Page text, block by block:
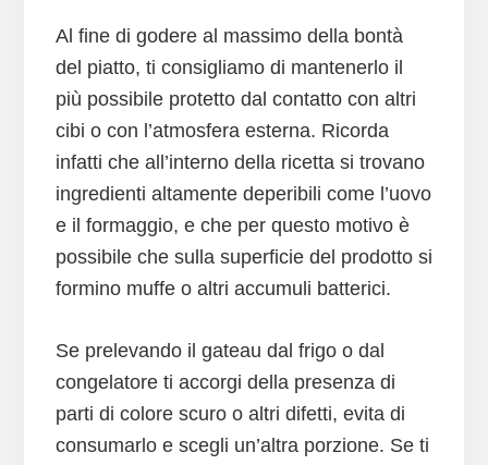
Al fine di godere al massimo della bontà
del piatto, ti consigliamo di mantenerlo il
più possibile protetto dal contatto con altri
cibi o con l’atmosfera esterna. Ricorda
infatti che all’interno della ricetta si trovano
ingredienti altamente deperibili come l’uovo
e il formaggio, e che per questo motivo è
possibile che sulla superficie del prodotto si
formino muffe o altri accumuli batterici.
Se prelevando il gateau dal frigo o dal
congelatore ti accorgi della presenza di
parti di colore scuro o altri difetti, evita di
consumarlo e scegli un’altra porzione. Se ti